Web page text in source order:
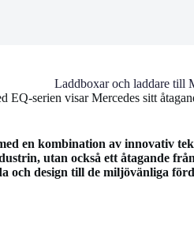
Laddboxar och laddare till
EQ-serien visar Mercedes sitt
en kombination av innovativ
utan också ett åtagande
och design till de miljövänliga